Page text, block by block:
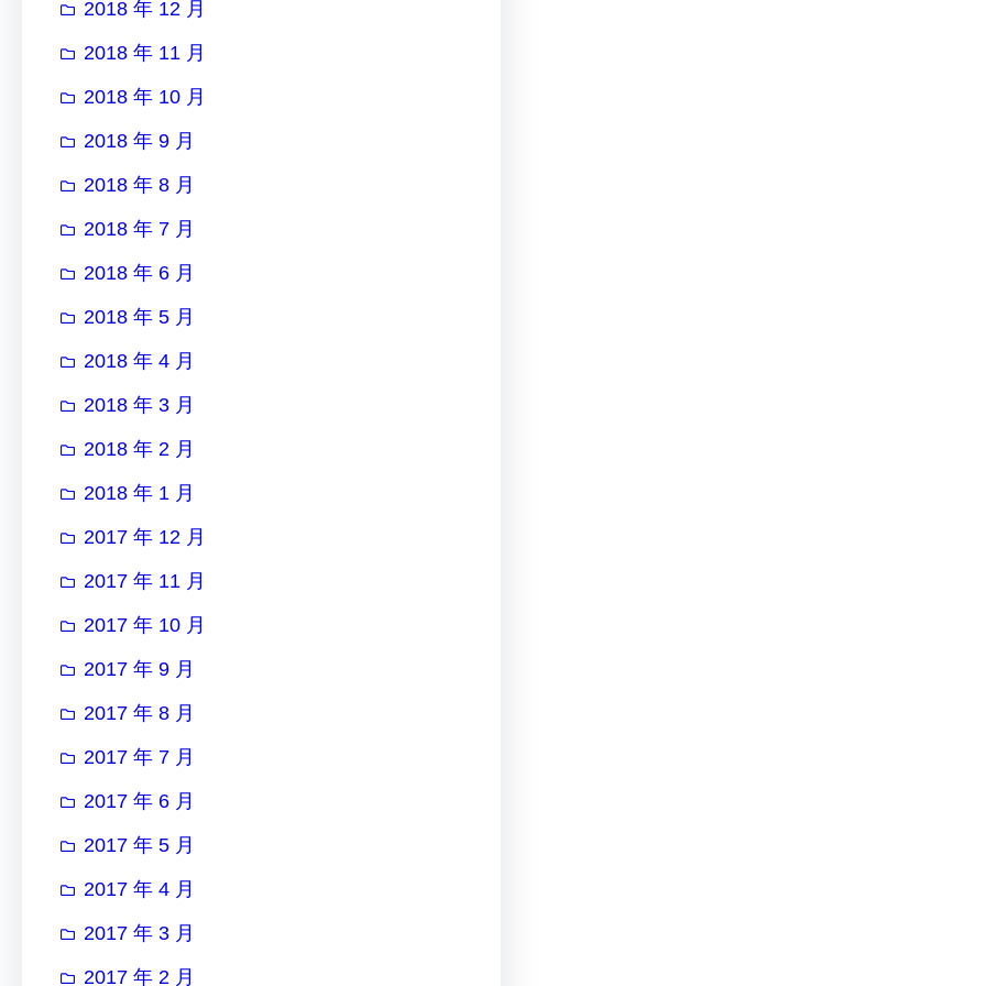
2018 年 12 月
2018 年 11 月
2018 年 10 月
2018 年 9 月
2018 年 8 月
2018 年 7 月
2018 年 6 月
2018 年 5 月
2018 年 4 月
2018 年 3 月
2018 年 2 月
2018 年 1 月
2017 年 12 月
2017 年 11 月
2017 年 10 月
2017 年 9 月
2017 年 8 月
2017 年 7 月
2017 年 6 月
2017 年 5 月
2017 年 4 月
2017 年 3 月
2017 年 2 月